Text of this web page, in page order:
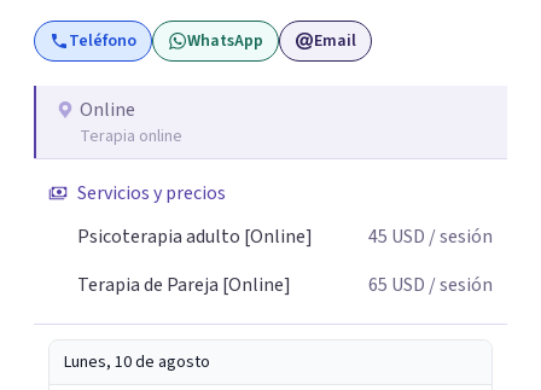
Breve, donde el modo en que te vinculas ocupa un lugar
central: cómo te relacionas contigo, con las demás
psicoterapia, cuento con especialización en sexoterapia,
por lo que también acompaño temas de salud sexual,
dificultades en el deseo, intimidad, orientación o
identidad. Busco que el espacio terapéutico sea un lugar
respeto y libertad. Trabajo con objetivos claros y
realistas, sin fórmulas rígidas: combinamos profundidad
emocional con una mirada práctica sobre tu vida diaria.
Teléfono WhatsApp Email
Online
Terapia online
Servicios y precios
Psicoterapia adulto [Online]
45 USD / sesión
Terapia de Pareja [Online]
65 USD / sesión
Lunes, 10 de agosto